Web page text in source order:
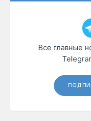
Все главные